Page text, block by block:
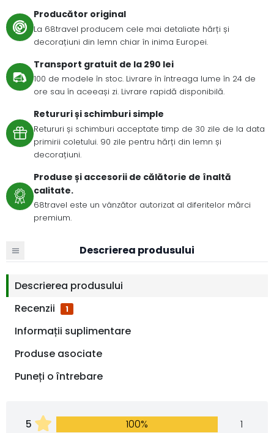
Producător original
La 68travel producem cele mai detaliate hărți și
decorațiuni din lemn chiar în inima Europei.
Transport gratuit de la 290 lei
100 de modele în stoc. Livrare în întreaga lume în 24 de
ore sau în aceeași zi. Livrare rapidă disponibilă.
Retururi și schimburi simple
Retururi și schimburi acceptate timp de 30 zile de la data
primirii coletului. 90 zile pentru hărți din lemn și
decorațiuni.
Produse și accesorii de călătorie de înaltă
calitate.
68travel este un vânzător autorizat al diferitelor mărci
premium.
Descrierea produsului
Descrierea produsului
Recenzii
1
Informații suplimentare
Produse asociate
Puneți o întrebare
5 100%
1